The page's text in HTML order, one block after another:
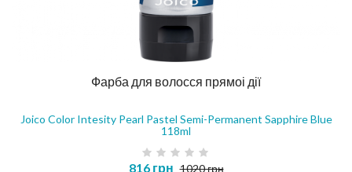
Фарба для волосся прямоі дії
Joico Color Intesity Pearl Pastel Semi-Permanent Sapphire Blue
118ml
816 грн 1020 грн